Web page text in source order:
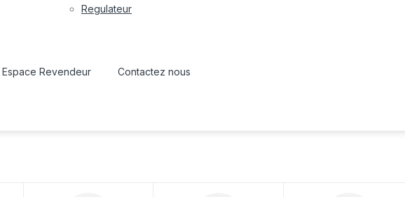
Regulateur
Espace Revendeur Contactez nous